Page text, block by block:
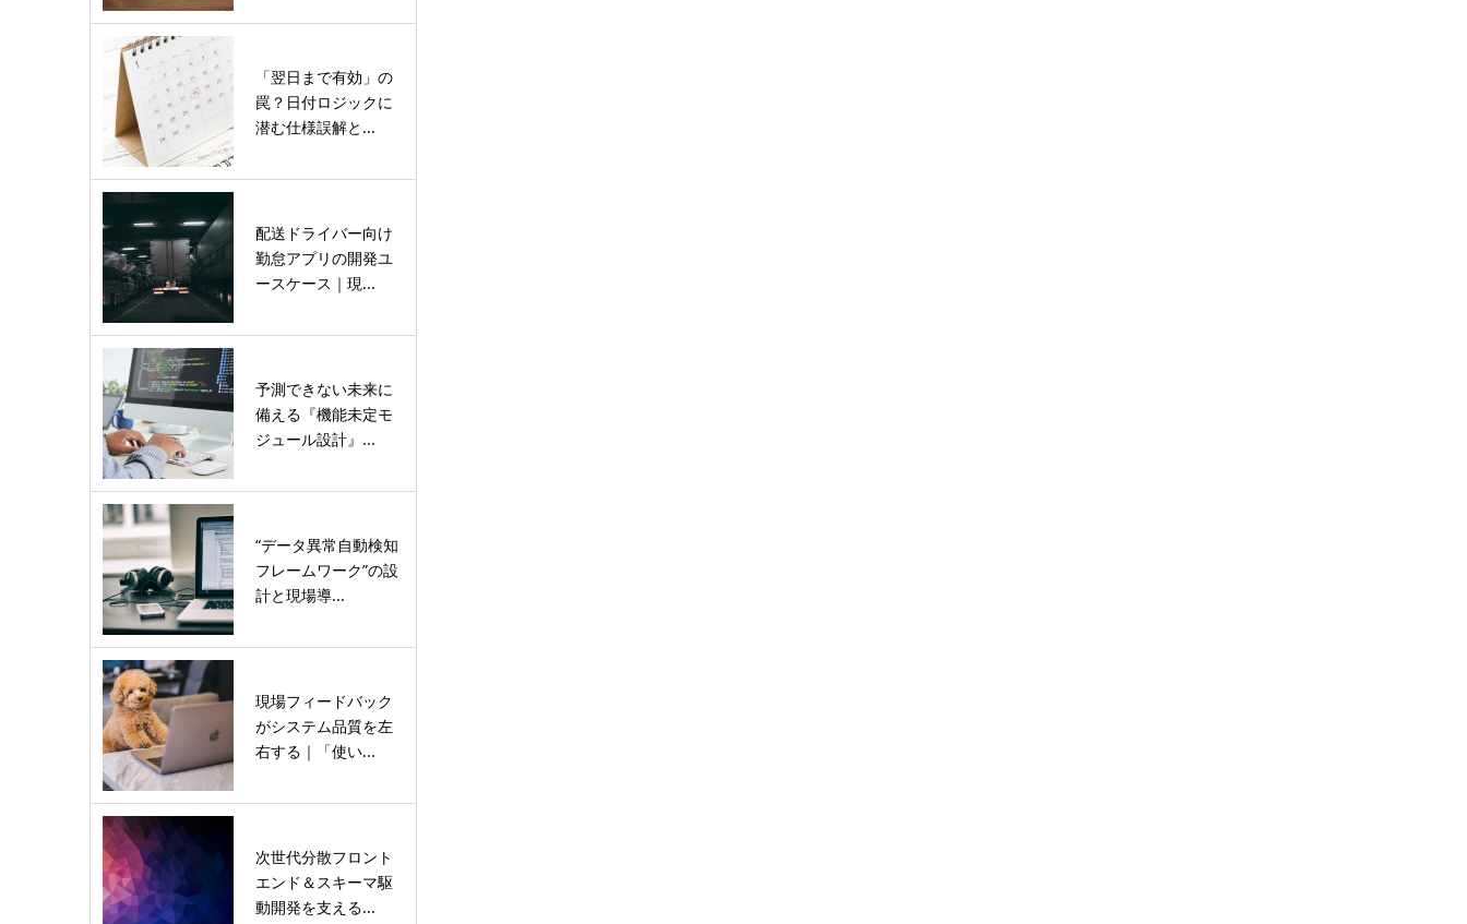
「翌日まで有効」の
罠？日付ロジックに
潜む仕様誤解と...
配送ドライバー向け
勤怠アプリの開発ユ
ースケース｜現...
予測できない未来に
備える『機能未定モ
ジュール設計』...
“データ異常自動検知
フレームワーク”の設
計と現場導...
現場フィードバック
がシステム品質を左
右する｜「使い...
次世代分散フロント
エンド＆スキーマ駆
動開発を支える...